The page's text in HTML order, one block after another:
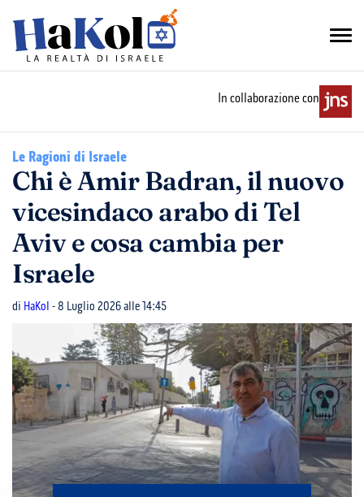
In collaborazione con
Le Ragioni di Israele
Chi è Amir Badran, il nuovo
vicesindaco arabo di Tel
Aviv e cosa cambia per
Israele
di HaKol - 8 Luglio 2026 alle 14:45